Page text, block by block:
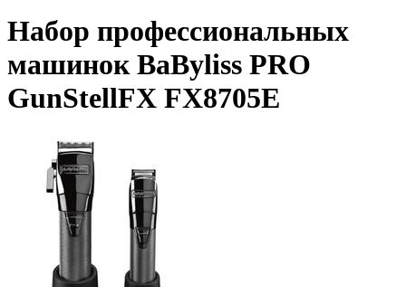
Набор профессиональных
машинок BaByliss PRO
GunStellFX FX8705E